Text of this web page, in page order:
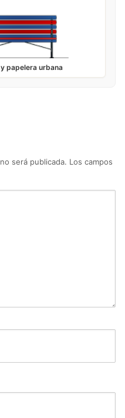
papelera urbana
será publicada. Los campos